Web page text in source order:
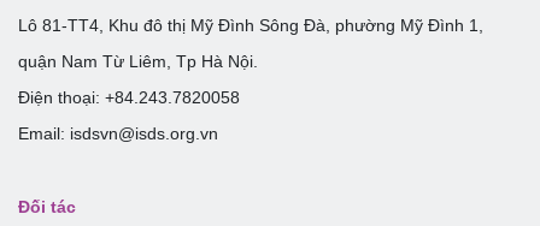
Lô 81-TT4, Khu đô thị Mỹ Đình Sông Đà, phường Mỹ Đình 1,
quận Nam Từ Liêm, Tp Hà Nội.
Điện thoại: +84.243.7820058
Email: isdsvn@isds.org.vn
Đối tác